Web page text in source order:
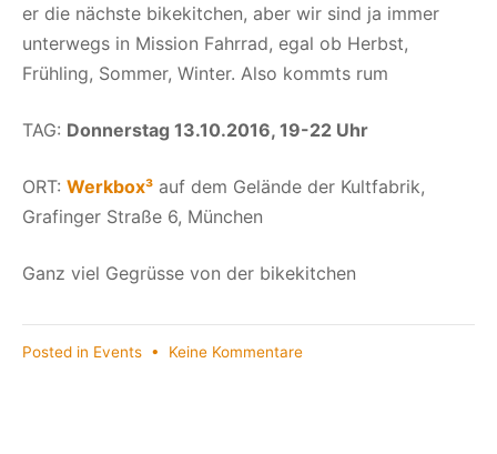
er die nächste bikekitchen, aber wir sind ja immer
unterwegs in Mission Fahrrad, egal ob Herbst,
Frühling, Sommer, Winter. Also kommts rum
TAG: Donnerstag 13.10.2016, 19-22 Uhr
ORT: Werkbox³ auf dem Gelände der Kultfabrik,
Grafinger Straße 6, München
Ganz viel Gegrüsse von der bikekitchen
Posted in Events • Keine Kommentarezu